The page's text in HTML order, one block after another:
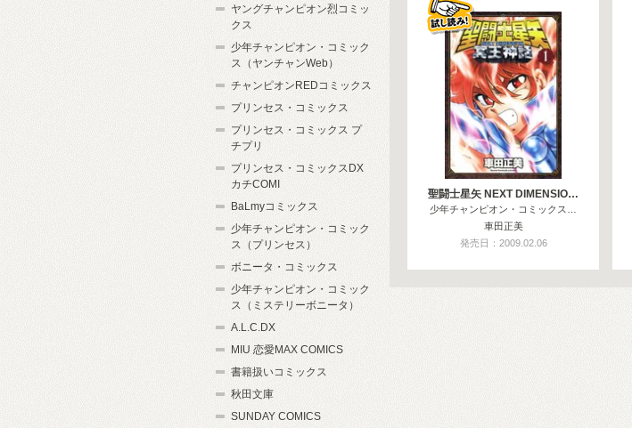
聖闘士星矢 NEXT DIMENSIO…
少年チャンピオン・コミックス…
車田正美
発売日：2009.02.06
ヤングチャンピオン烈コミッ
クス
少年チャンピオン・コミック
ス（ヤンチャンWeb）
チャンピオンREDコミックス
プリンセス・コミックス
プリンセス・コミックス プ
チプリ
プリンセス・コミックスDX
カチCOMI
BaLmyコミックス
少年チャンピオン・コミック
ス（プリンセス）
ボニータ・コミックス
少年チャンピオン・コミック
ス（ミステリーボニータ）
A.L.C.DX
MIU 恋愛MAX COMICS
書籍扱いコミックス
秋田文庫
SUNDAY COMICS